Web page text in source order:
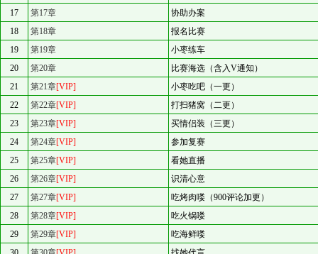
17
第17章
协助办案
18
第18章
报名比赛
19
第19章
小枣练车
20
第20章
比赛海选（含入V通知）
21
第21章[VIP]
小枣吃吧（一更）
22
第22章[VIP]
打扫猪窝（二更）
23
第23章[VIP]
买情侣装（三更）
24
第24章[VIP]
参加复赛
25
第25章[VIP]
看她直播
26
第26章[VIP]
识清心意
27
第27章[VIP]
吃烤肉喽（900评论加更）
28
第28章[VIP]
吃火锅喽
29
第29章[VIP]
吃海鲜喽